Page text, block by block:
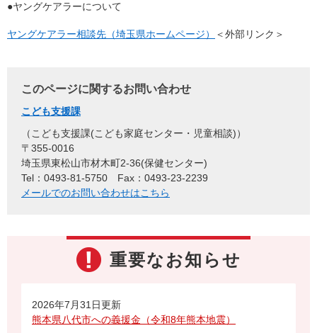
●ヤングケアラーについて
ヤングケアラー相談先（埼玉県ホームページ） ＜外部リンク＞
このページに関するお問い合わせ
こども支援課
こども支援課(こども家庭センター・児童相談)
〒355-0016
埼玉県東松山市材木町2-36(保健センター)
Tel：0493-81-5750
Fax：0493-23-2239
メールでのお問い合わせはこちら
重要なお知らせ
2026年7月31日更新
熊本県八代市への義援金（令和8年熊本地震）